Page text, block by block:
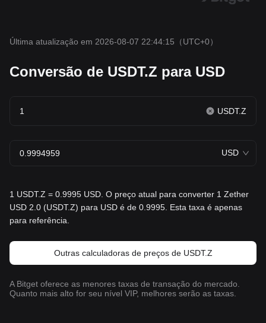
Última atualização em 2026-08-07 22:44:15 （UTC+0）
Conversão de USDT.Z para USD
USDT.Z
USD
1 USDT.Z = 0.9995 USD. O preço atual para converter 1 Zether
USD 2.0 (USDT.Z) para USD é de 0.9995. Esta taxa é apenas
para referência.
Outras calculadoras de preços de USDT.Z
A Bitget oferece as menores taxas de transação do mercado.
Quanto mais alto for seu nível VIP, melhores serão as taxas.